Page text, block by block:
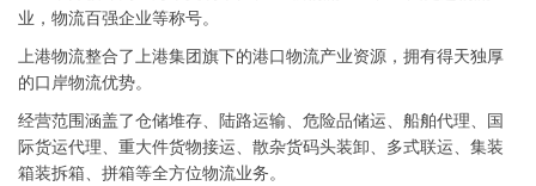
业，物流百强企业等称号。
上港物流整合了上港集团旗下的港口物流产业资源，拥有得天独厚
的口岸物流优势。
经营范围涵盖了仓储堆存、陆路运输、危险品储运、船舶代理、国
际货运代理、重大件货物接运、散杂货码头装卸、多式联运、集装
箱装拆箱、拼箱等全方位物流业务。